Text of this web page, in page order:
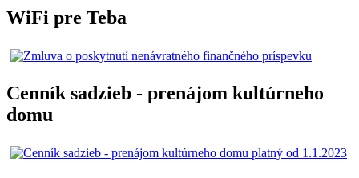
WiFi pre Teba
Cenník sadzieb - prenájom kultúrneho
domu